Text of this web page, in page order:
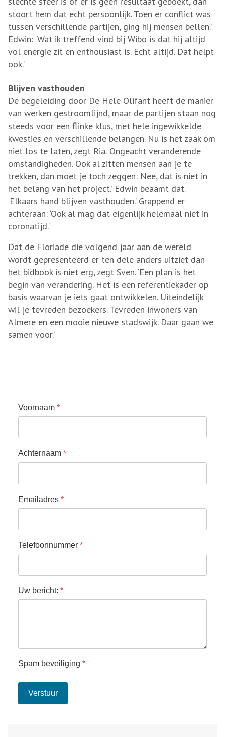
stoort hem dat echt persoonlijk. Toen er conflict was
tussen verschillende partijen, ging hij mensen bellen.’
Edwin: ‘Wat ik treffend vind bij Wibo is dat hij altijd
vol energie zit en enthousiast is. Echt altijd. Dat helpt
ook.’
Blijven vasthouden
De begeleiding door De Hele Olifant heeft de manier
van werken gestroomlijnd, maar de partijen staan nog
steeds voor een flinke klus, met hele ingewikkelde
kwesties en verschillende belangen. Nu is het zaak om
niet los te laten, zegt Ria. ‘Ongeacht veranderende
omstandigheden. Ook al zitten mensen aan je te
trekken, dan moet je toch zeggen: Nee, dat is niet in
het belang van het project.’ Edwin beaamt dat.
‘Elkaars hand blijven vasthouden.’ Grappend er
achteraan: ‘Ook al mag dat eigenlijk helemaal niet in
coronatijd.’
Dat de Floriade die volgend jaar aan de wereld
wordt gepresenteerd er ten dele anders uitziet dan
het bidbook is niet erg, zegt Sven. ‘Een plan is het
begin van verandering. Het is een referentiekader op
basis waarvan je iets gaat ontwikkelen. Uiteindelijk
wil je tevreden bezoekers. Tevreden inwoners van
Almere en een mooie nieuwe stadswijk. Daar gaan we
samen voor.’
Voornaam*
Achternaam*
Emailadres*
Telefoonnummer*
Uw bericht:*
Spam beveiliging*
Verstuur